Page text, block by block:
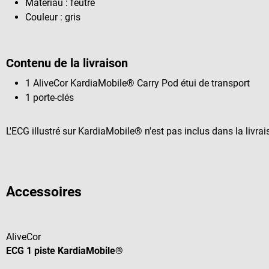
Matériau : feutre
Couleur : gris
Contenu de la livraison
1 AliveCor KardiaMobile® Carry Pod étui de transport
1 porte-clés
L'ECG illustré sur KardiaMobile® n'est pas inclus dans la
Accessoires
AliveCor
ECG 1 piste KardiaMobile®